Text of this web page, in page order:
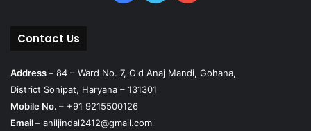
Contact Us
Address – 84 – Ward No. 7, Old Anaj Mandi, Gohana,
District Sonipat, Haryana – 131301
Mobile No. – +91 9215500126
Email – aniljindal2412@gmail.com